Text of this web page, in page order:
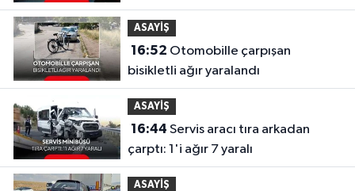
kusur sayıldı!
ASAYİŞ
16:52
bisikletli ağır yaralandı
ASAYİŞ
16:44
çarptı: 1'i ağır 7 yaralı
ASAYİŞ